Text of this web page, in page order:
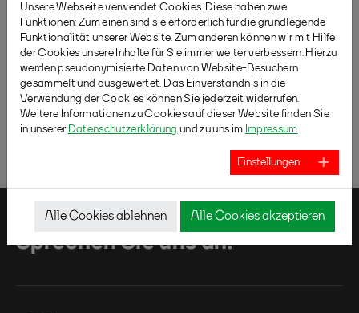
SIE HABEN FRAGEN?
Sprechen Sie uns an!
Unsere Webseite verwendet Cookies. Diese haben zwei
Funktionen: Zum einen sind sie erforderlich für die grundlegende
Funktionalität unserer Website. Zum anderen können wir mit Hilfe
der Cookies unsere Inhalte für Sie immer weiter verbessern. Hierzu
werden pseudonymisierte Daten von Website-Besuchern
gesammelt und ausgewertet. Das Einverständnis in die
Verwendung der Cookies können Sie jederzeit widerrufen.
Weitere Informationen zu Cookies auf dieser Website finden Sie
in unserer Datenschutzerklärung und zu uns im Impressum
Einstellungen
Alle Cookies ablehnen Alle Cookies akzeptieren